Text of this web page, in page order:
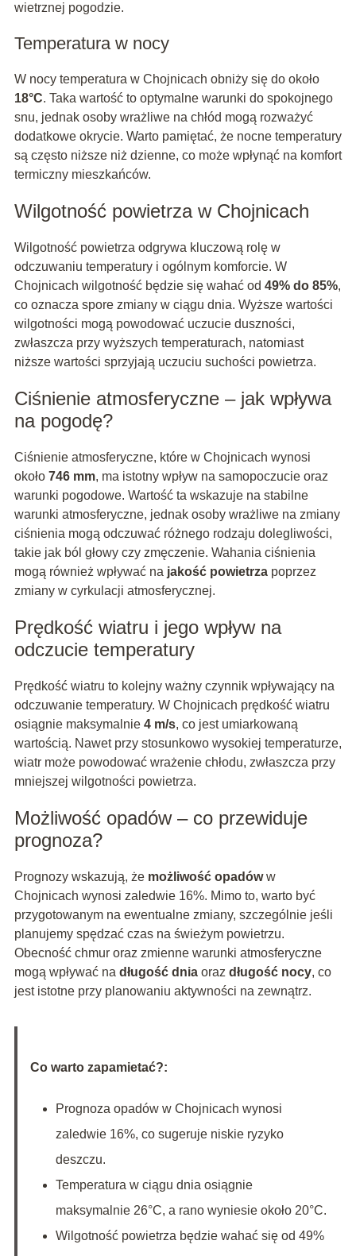
wietrznej pogodzie.
Temperatura w nocy
W nocy temperatura w Chojnicach obniży się do około
18°C. Taka wartość to optymalne warunki do spokojnego
snu, jednak osoby wrażliwe na chłód mogą rozważyć
dodatkowe okrycie. Warto pamiętać, że nocne temperatury
są często niższe niż dzienne, co może wpłynąć na komfort
termiczny mieszkańców.
Wilgotność powietrza w Chojnicach
Wilgotność powietrza odgrywa kluczową rolę w
odczuwaniu temperatury i ogólnym komforcie. W
Chojnicach wilgotność będzie się wahać od 49% do 85%,
co oznacza spore zmiany w ciągu dnia. Wyższe wartości
wilgotności mogą powodować uczucie duszności,
zwłaszcza przy wyższych temperaturach, natomiast
niższe wartości sprzyjają uczuciu suchości powietrza.
Ciśnienie atmosferyczne – jak wpływa
na pogodę?
Ciśnienie atmosferyczne, które w Chojnicach wynosi
około 746 mm, ma istotny wpływ na samopoczucie oraz
warunki pogodowe. Wartość ta wskazuje na stabilne
warunki atmosferyczne, jednak osoby wrażliwe na zmiany
ciśnienia mogą odczuwać różnego rodzaju dolegliwości,
takie jak ból głowy czy zmęczenie. Wahania ciśnienia
mogą również wpływać na jakość powietrzapoprzez
zmiany w cyrkulacji atmosferycznej.
Prędkość wiatru i jego wpływ na
odczucie temperatury
Prędkość wiatru to kolejny ważny czynnik wpływający na
odczuwanie temperatury. W Chojnicach prędkość wiatru
osiągnie maksymalnie 4 m/s, co jest umiarkowaną
wartością. Nawet przy stosunkowo wysokiej temperaturze,
wiatr może powodować wrażenie chłodu, zwłaszcza przy
mniejszej wilgotności powietrza.
Możliwość opadów – co przewiduje
prognoza?
Prognozy wskazują, że możliwość opadóww
Chojnicach wynosi zaledwie 16%. Mimo to, warto być
przygotowanym na ewentualne zmiany, szczególnie jeśli
planujemy spędzać czas na świeżym powietrzu.
Obecność chmur oraz zmienne warunki atmosferyczne
mogą wpływać na długość dniaoraz długość nocy, co
jest istotne przy planowaniu aktywności na zewnątrz.
Co warto zapamietać?:
Prognoza opadów w Chojnicach wynosi
zaledwie 16%, co sugeruje niskie ryzyko
deszczu.
Temperatura w ciągu dnia osiągnie
maksymalnie 26°C, a rano wyniesie około 20°C.
Wilgotność powietrza będzie wahać się od 49%